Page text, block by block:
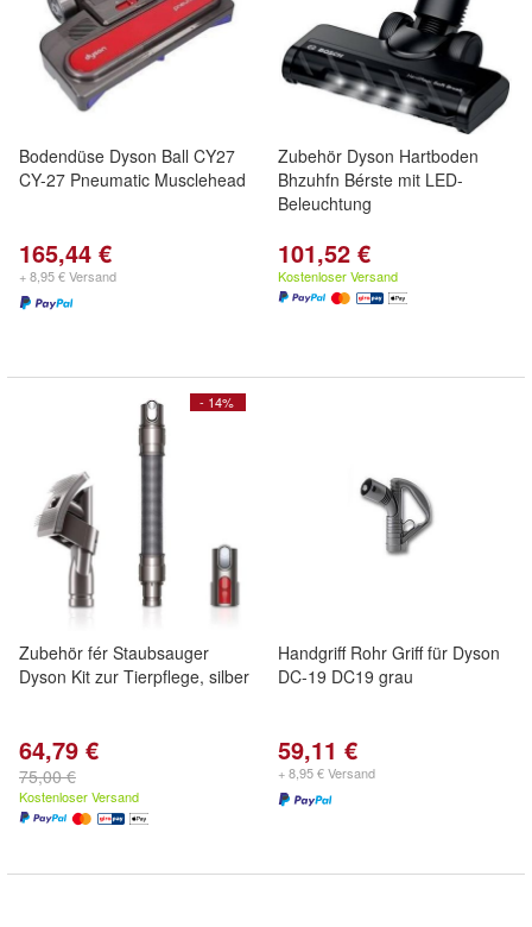
Bodendüse Dyson Ball CY27
CY-27 Pneumatic Musclehead
165,44 €
+ 8,95 € Versand
Zubehör Dyson Hartboden
Bhzuhfn Bérste mit LED-
Beleuchtung
101,52 €
Kostenloser Versand
- 14%
Zubehör fér Staubsauger
Dyson Kit zur Tierpflege, silber
64,79 €
75,00 €
Kostenloser Versand
Handgriff Rohr Griff für Dyson
DC-19 DC19 grau
59,11 €
+ 8,95 € Versand